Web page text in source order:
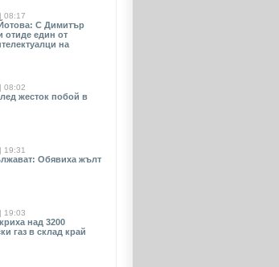
08:17
С Димитър
отиде един от
на
08:02
жесток побой в
19:31
Обявиха жълт
19:03
над 3200
газ в склад край